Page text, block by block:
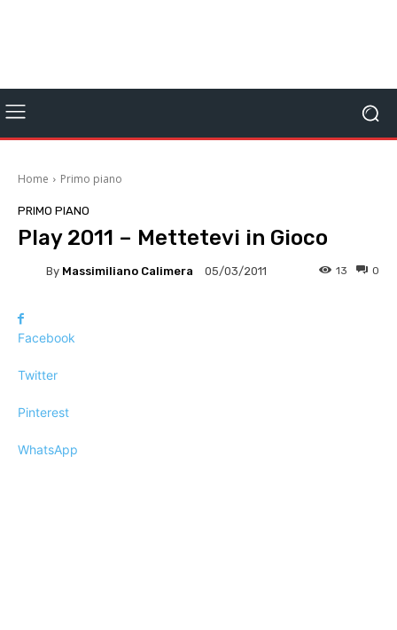
Home Primo piano
PRIMO PIANO
Play 2011 – Mettetevi in Gioco
By Massimiliano Calimera 05/03/2011 0
13
Facebook
Twitter
Pinterest
WhatsApp